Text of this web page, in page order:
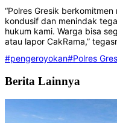
“Polres Gresik
kondusif dan menindak
hukum kami. Warga bisa
atau lapor CakRama,”
#pengeroyokan#Polres
Berita Lainnya